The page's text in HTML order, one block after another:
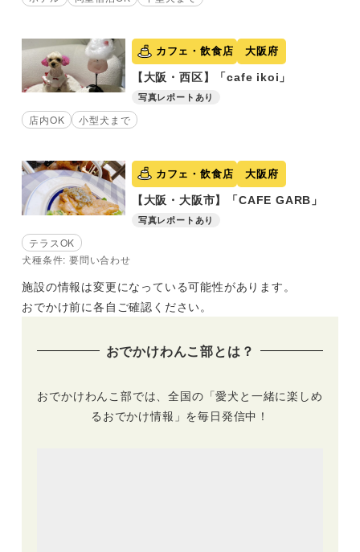
カフェ・飲食店 大阪府
【大阪・西区】「cafe ikoi」
写真レポートあり
店内OK 小型犬まで
カフェ・飲食店 大阪府
【大阪・大阪市】「CAFE GARB」
写真レポートあり
テラスOK
犬種条件: 要問い合わせ
施設の情報は変更になっている可能性があります。
おでかけ前に各自ご確認ください。
おでかけわんこ部とは？
おでかけわんこ部では、全国の「愛犬と一緒に楽しめ
るおでかけ情報」を毎日発信中！